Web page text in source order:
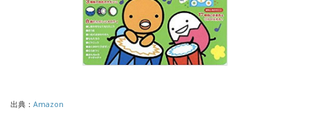
出典： Amazon